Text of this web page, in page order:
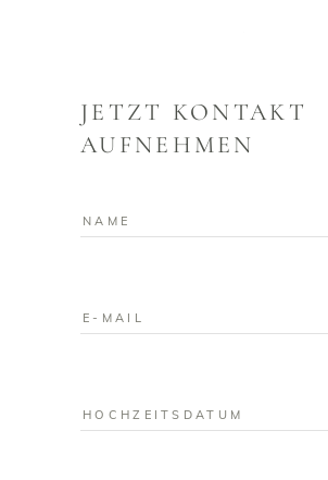
JETZT KONTAKT
AUFNEHMEN